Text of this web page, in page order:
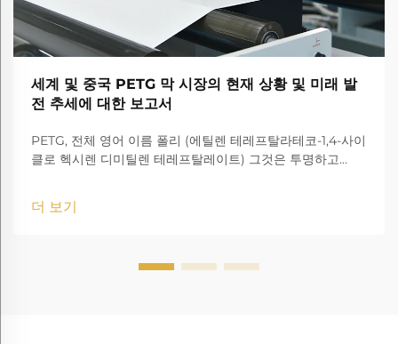
세계 및 중국 PETG 막 시장의 현재 상황 및 미래 발
전 추세에 대한 보고서
PETG, 전체 영어 이름 폴리 (에틸렌 테레프탈라테코-1,4-사이
클로 헥시렌 디미틸렌 테레프탈레이트) 그것은 투명하고
더 보기